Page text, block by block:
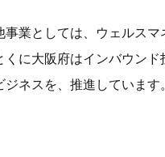
事業としては、ウェルス
くに大阪府はインバウン
ジネスを、推進しています。